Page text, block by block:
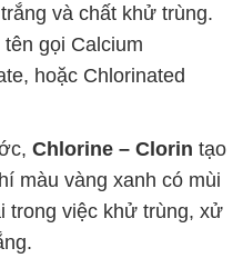
và chất khử trùng.
gọi Calcium
hoặc Chlorinated
Chlorine – Clorin tạo
màu vàng xanh có mùi
trong việc khử trùng, xử